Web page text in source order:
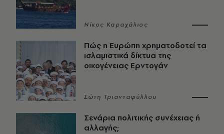
Νίκος Καραχάλιος
Πώς η Ευρώπη χρηματοδοτεί τα
ισλαμιστικά δίκτυα της
οικογένειας Ερντογάν
Σώτη Τριανταφύλλου
Σενάρια πολιτικής συνέχειας ή
αλλαγής;